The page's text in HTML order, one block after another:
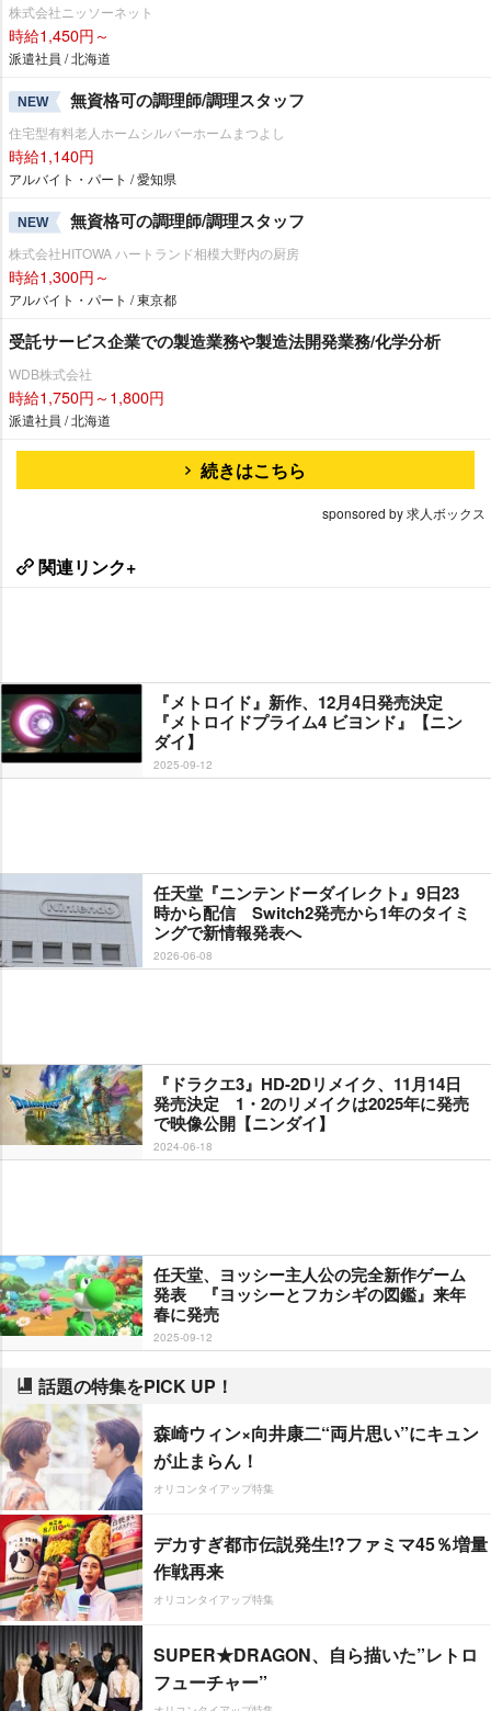
株式会社ニッソーネット
時給1,450円～
派遣社員 / 北海道
NEW 無資格可の調理師/調理スタッフ
住宅型有料老人ホームシルバーホームまつよし
時給1,140円
アルバイト・パート / 愛知県
NEW 無資格可の調理師/調理スタッフ
株式会社HITOWA ハートランド相模大野内の厨房
時給1,300円～
アルバイト・パート / 東京都
受託サービス企業での製造業務や製造法開発業務/化学分析
WDB株式会社
時給1,750円～1,800円
派遣社員 / 北海道
続きはこちら
sponsored by 求人ボックス
関連リンク+
『メトロイド』新作、12月4日発売決定
『メトロイドプライム4 ビヨンド』【ニン
ダイ】
2025-09-12
任天堂『ニンテンドーダイレクト』9日23
時から配信 Switch2発売から1年のタイミ
ングで新情報発表へ
2026-06-08
『ドラクエ3』HD-2Dリメイク、11月14日
発売決定 1・2のリメイクは2025年に発売
で映像公開【ニンダイ】
2024-06-18
任天堂、ヨッシー主人公の完全新作ゲーム
発表 『ヨッシーとフカシギの図鑑』来年
春に発売
2025-09-12
話題の特集をPICK UP！
森崎ウィン×向井康二“両片思い”にキュン
が止まらん！
オリコンタイアップ特集
デカすぎ都市伝説発生!?ファミマ45％増量
作戦再来
オリコンタイアップ特集
SUPER★DRAGON、自ら描いた”レトロ
フューチャー”